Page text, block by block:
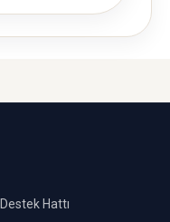
Hattı